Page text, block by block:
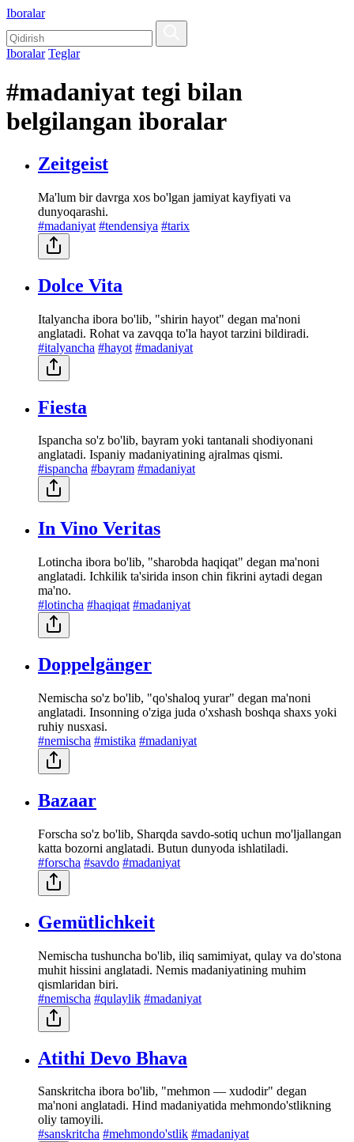
Iboralar
Iboralar Teglar
#madaniyat tegi bilan
belgilangan iboralar
Zeitgeist
Ma'lum bir davrga xos bo'lgan jamiyat kayfiyati va
dunyoqarashi.
#madaniyat #tendensiya #tarix
Dolce Vita
Italyancha ibora bo'lib, "shirin hayot" degan ma'noni
anglatadi. Rohat va zavqqa to'la hayot tarzini bildiradi.
#italyancha #hayot #madaniyat
Fiesta
Ispancha so'z bo'lib, bayram yoki tantanali shodiyonani
anglatadi. Ispaniy madaniyatining ajralmas qismi.
#ispancha #bayram #madaniyat
In Vino Veritas
Lotincha ibora bo'lib, "sharobda haqiqat" degan ma'noni
anglatadi. Ichkilik ta'sirida inson chin fikrini aytadi degan
ma'no.
#lotincha #haqiqat #madaniyat
Doppelgänger
Nemischa so'z bo'lib, "qo'shaloq yurar" degan ma'noni
anglatadi. Insonning o'ziga juda o'xshash boshqa shaxs yoki
ruhiy nusxasi.
#nemischa #mistika #madaniyat
Bazaar
Forscha so'z bo'lib, Sharqda savdo-sotiq uchun mo'ljallangan
katta bozorni anglatadi. Butun dunyoda ishlatiladi.
#forscha #savdo #madaniyat
Gemütlichkeit
Nemischa tushuncha bo'lib, iliq samimiyat, qulay va do'stona
muhit hissini anglatadi. Nemis madaniyatining muhim
qismlaridan biri.
#nemischa #qulaylik #madaniyat
Atithi Devo Bhava
Sanskritcha ibora bo'lib, "mehmon — xudodir" degan
ma'noni anglatadi. Hind madaniyatida mehmondo'stlikning
oliy tamoyili.
#sanskritcha #mehmondo'stlik #madaniyat